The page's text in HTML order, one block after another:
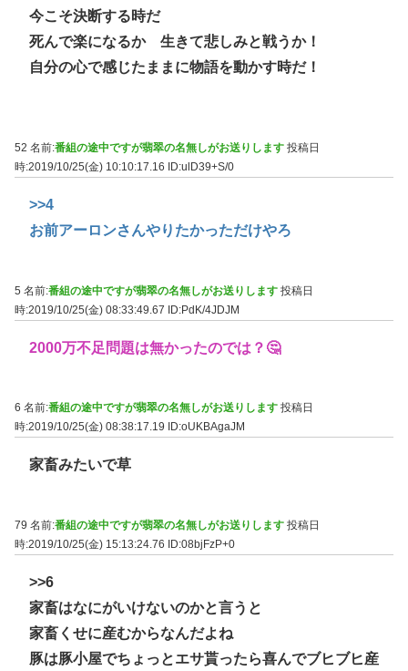
今こそ決断する時だ
死んで楽になるか 生きて悲しみと戦うか！
自分の心で感じたままに物語を動かす時だ！
52 名前:番組の途中ですが翡翠の名無しがお送りします 投稿日
時:2019/10/25(金) 10:10:17.16
ID:ulD39+S/0
>>4
お前アーロンさんやりたかっただけやろ
5 名前:番組の途中ですが翡翠の名無しがお送りします 投稿日
時:2019/10/25(金) 08:33:49.67 ID:PdK/4JDJM
2000万不足問題は無かったのでは？🤔
6 名前:番組の途中ですが翡翠の名無しがお送りします 投稿日
時:2019/10/25(金) 08:38:17.19
ID:oUKBAgaJM
家畜みたいで草
79 名前:番組の途中ですが翡翠の名無しがお送りします 投稿日
時:2019/10/25(金) 15:13:24.76 ID:08bjFzP+0
>>6
家畜はなにがいけないのかと言うと
家畜くせに産むからなんだよね
豚は豚小屋でちょっとエサ貰ったら喜んでブヒブヒ産